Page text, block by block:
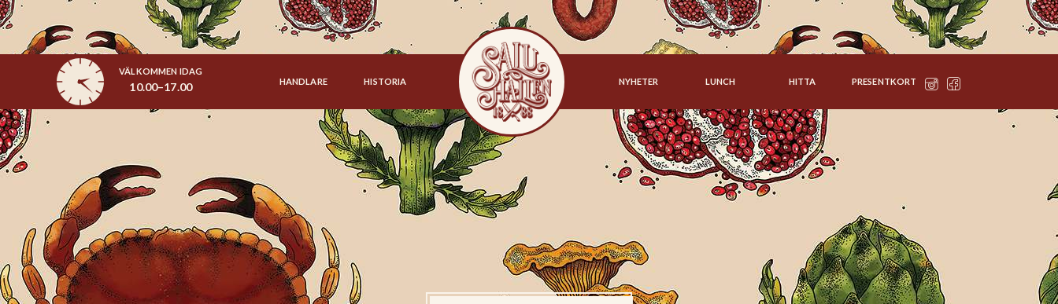
VÄLKOMMEN IDAG
10.00–17.00 HANDLARE HISTORIA NYHETER LUNCH HITTA PRESENTKORT